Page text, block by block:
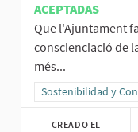
ACEPTADAS
Que l'Ajuntament
conscienciació de
més...
Resultados al filtrar
Sostenibilidad y
CREADO EL